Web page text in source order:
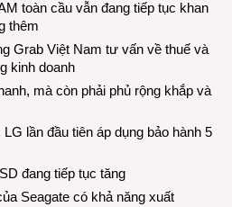
toàn cầu vẫn đang tiếp tục khan
thêm
Grab Việt Nam tư vấn về thuế và
kinh doanh
mà còn phải phủ rộng khắp và
lần đầu tiên áp dụng bảo hành 5
đang tiếp tục tăng
Seagate có khả năng xuất